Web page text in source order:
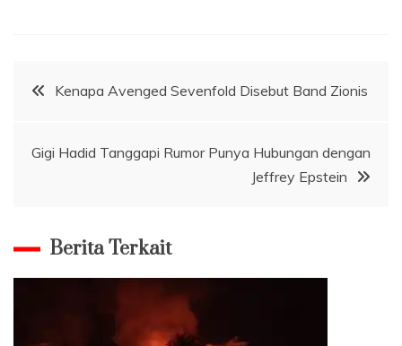
Navigasi
Kenapa Avenged Sevenfold Disebut Band Zionis
Gigi Hadid Tanggapi Rumor Punya Hubungan dengan
Jeffrey Epstein
Berita Terkait